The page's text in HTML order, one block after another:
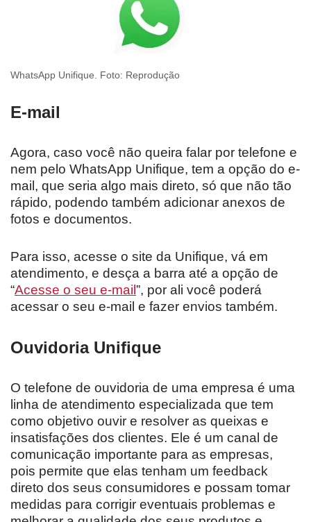
WhatsApp Unifique. Foto: Reprodução
E-mail
Agora, caso você não queira falar por telefone e
nem pelo WhatsApp Unifique, tem a opção do e-
mail, que seria algo mais direto, só que não tão
rápido, podendo também adicionar anexos de
fotos e documentos.
Para isso, acesse o site da Unifique, vá em
atendimento, e desça a barra até a opção de
“Acesse o seu e-mail ”, por ali você poderá
acessar o seu e-mail e fazer envios também.
Ouvidoria Unifique
O telefone de ouvidoria de uma empresa é uma
linha de atendimento especializada que tem
como objetivo ouvir e resolver as queixas e
insatisfações dos clientes. Ele é um canal de
comunicação importante para as empresas,
pois permite que elas tenham um feedback
direto dos seus consumidores e possam tomar
medidas para corrigir eventuais problemas e